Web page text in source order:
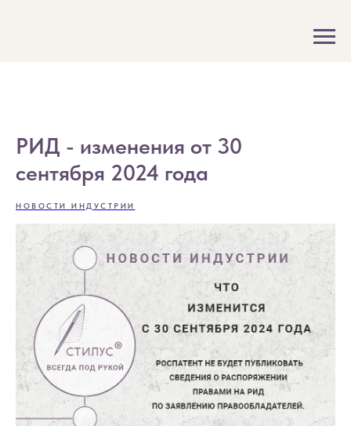
РИД - изменения от 30
сентября 2024 года
НОВОСТИ ИНДУСТРИИ